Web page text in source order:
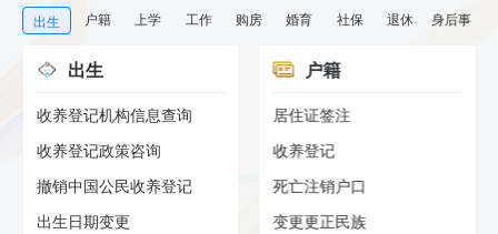
出生 户籍 上学 工作 购房 婚育 社保 退休 身后事
出生
收养登记机构信息查询
收养登记政策咨询
撤销中国公民收养登记
出生日期变更
户籍
居住证签注
收养登记
死亡注销户口
变更更正民族